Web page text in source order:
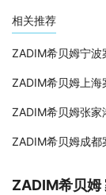
相关推荐
ZADIM希贝姆宁波
ZADIM希贝姆上海
ZADIM希贝姆张家
ZADIM希贝姆成都
ZADIM希贝姆